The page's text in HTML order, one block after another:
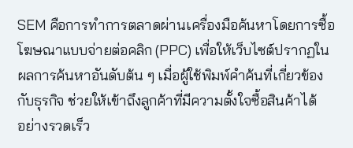
SEM คือการทำการตลาดผ่านเครื่องมือค้นหาโดยการซื้อ
โฆษณาแบบจ่ายต่อคลิก (PPC) เพื่อให้เว็บไซต์ปรากฏใน
ผลการค้นหาอันดับต้น ๆ เมื่อผู้ใช้พิมพ์คำค้นที่เกี่ยวข้อง
กับธุรกิจ ช่วยให้เข้าถึงลูกค้าที่มีความตั้งใจซื้อสินค้าได้
อย่างรวดเร็ว